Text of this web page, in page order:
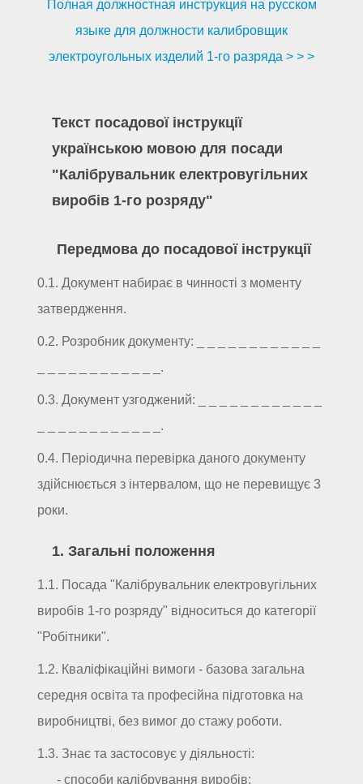
Полная должностная инструкция на русском
языке для должности калибровщик
электроугольных изделий 1-го разряда > > >
Текст посадової інструкції
українською мовою для посади
"Калібрувальник електровугільних
виробів 1-го розряду"
Передмова до посадової інструкції
0.1. Документ набирає в чинності з моменту
затвердження.
0.2. Розробник документу: _ _ _ _ _ _ _ _ _ _ _ _
_ _ _ _ _ _ _ _ _ _ _ _.
0.3. Документ узгоджений: _ _ _ _ _ _ _ _ _ _ _ _
_ _ _ _ _ _ _ _ _ _ _ _.
0.4. Періодична перевірка даного документу
здійснюється з інтервалом, що не перевищує 3
роки.
1. Загальні положення
1.1. Посада "Калібрувальник електровугільних
виробів 1-го розряду" відноситься до категорії
"Робітники".
1.2. Кваліфікаційні вимоги - базова загальна
середня освіта та професійна підготовка на
виробництві, без вимог до стажу роботи.
1.3. Знає та застосовує у діяльності:
- способи калібрування виробів;